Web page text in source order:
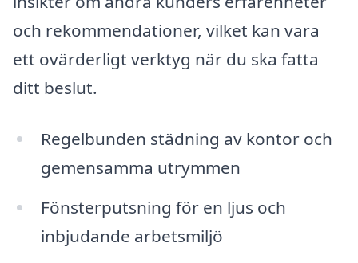
och rekommendationer, vilket kan vara
ett ovärderligt verktyg när du ska fatta
ditt beslut.
Regelbunden städning av kontor och
gemensamma utrymmen
Fönsterputsning för en ljus och
inbjudande arbetsmiljö